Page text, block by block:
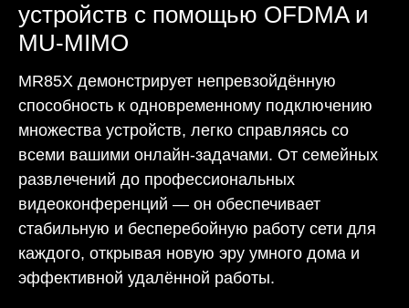
устройств с помощью OFDMA и
MU-MIMO
MR85X демонстрирует непревзойдённую
способность к одновременному подключению
множества устройств, легко справляясь со
всеми вашими онлайн-задачами. От семейных
развлечений до профессиональных
видеоконференций — он обеспечивает
стабильную и бесперебойную работу сети для
каждого, открывая новую эру умного дома и
эффективной удалённой работы.